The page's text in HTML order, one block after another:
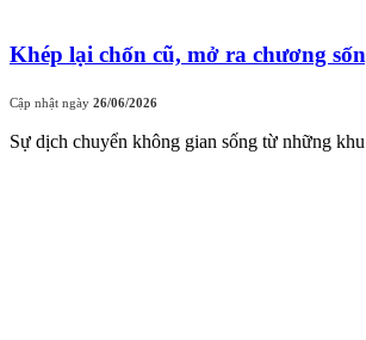
Khép lại chốn cũ, mở ra chương
Cập nhật ngày 26/06/2026
Sự dịch chuyển không gian sống từ những